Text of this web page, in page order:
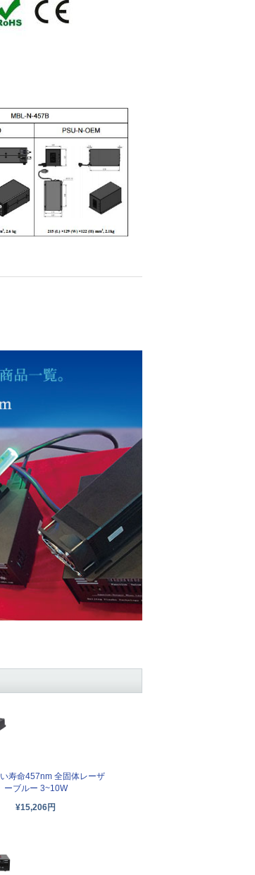
寿命457nm 全固体レーザ
ーブルー 3~10W
¥15,206円